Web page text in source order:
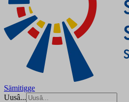
Sämitigge
Uusâ...